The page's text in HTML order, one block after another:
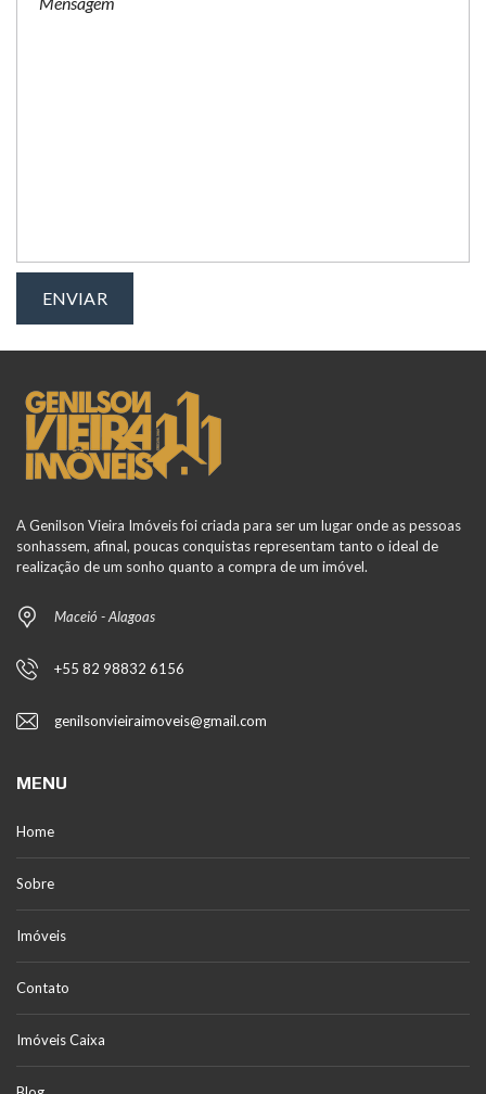
A Genilson Vieira Imóveis foi criada para ser um lugar onde as pessoas
sonhassem, afinal, poucas conquistas representam tanto o ideal de
realização de um sonho quanto a compra de um imóvel.
Maceió - Alagoas
+55 82 98832 6156
genilsonvieiraimoveis@gmail.com
MENU
Home
Sobre
Imóveis
Contato
Imóveis Caixa